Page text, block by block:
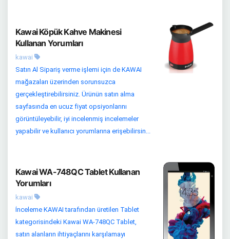
Kawai Köpük Kahve Makinesi
Kullanan Yorumları
kawai
Satın Al Sipariş verme işlemi için de KAWAI
mağazaları üzerinden sorunsuzca
gerçekleştirebilirsiniz. Ürünün satın alma
sayfasında en ucuz fiyat opsiyonlarını
görüntüleyebilir, iyi incelenmiş incelemeler
yapabilir ve kullanıcı yorumlarına erişebilirsin...
Kawai WA-748QC Tablet Kullanan
Yorumları
kawai
İnceleme KAWAI tarafından üretilen Tablet
kategorisindeki Kawai WA-748QC Tablet,
satın alanların ihtiyaçlarını karşılamayı